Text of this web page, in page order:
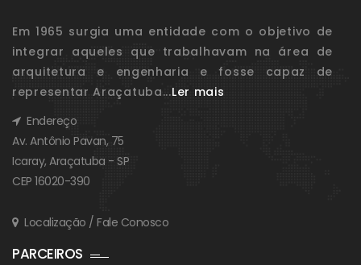
Em 1965 surgia uma entidade com o objetivo de
integrar aqueles que trabalhavam na área de
arquitetura e engenharia e fosse capaz de
representar Araçatuba...Ler mais
Endereço
Av. Antônio Pavan, 75
Icaray, Araçatuba - SP
CEP 16020-390
Localização / Fale Conosco
PARCEIROS